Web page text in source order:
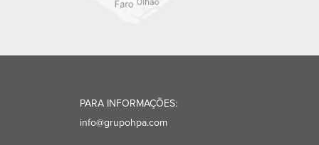
PARA INFORMAÇÕES:
info@grupohpa.com